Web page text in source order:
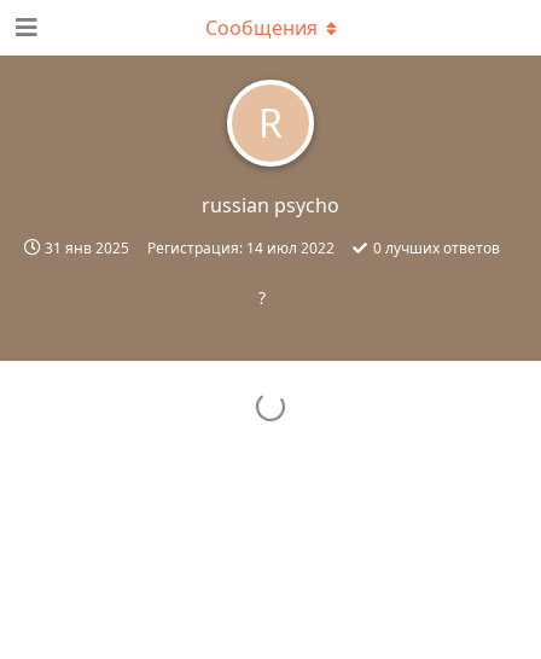
R
russian psycho
31 янв 2025 Регистрация: 14 июл 2022 0лучших ответов
?
Сообщения